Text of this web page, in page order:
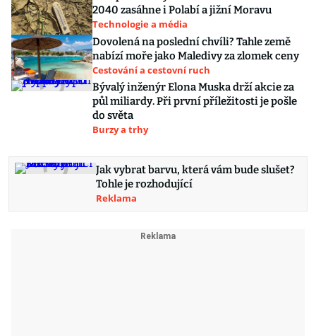
2040 zasáhne i Polabí a jižní Moravu
Technologie a média
Dovolená na poslední chvíli? Tahle země
nabízí moře jako Maledivy za zlomek ceny
Cestování a cestovní ruch
Bývalý inženýr Elona Muska drží akcie za
půl miliardy. Při první příležitosti je pošle
do světa
Burzy a trhy
Jak vybrat barvu, která vám bude slušet?
Tohle je rozhodující
Reklama